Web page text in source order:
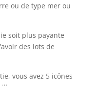
ou de type mer ou
soit plus payante
des lots de
vous avez 5 icônes